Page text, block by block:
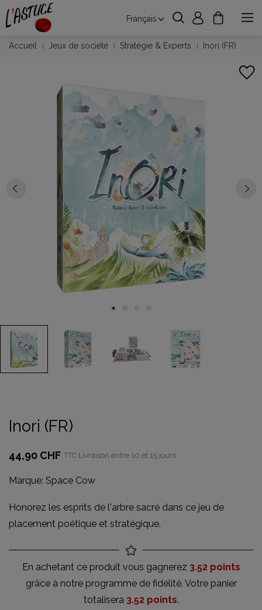
Français
Accueil Jeux de société Stratégie & Experts Inori (FR)
Inori (FR)
44,90 CHF TTC Livraison entre 10 et 15 jours
Marque: Space Cow
Honorez les esprits de l'arbre sacré dans ce jeu de
placement poétique et stratégique.
En achetant ce produit vous gagnerez 3.52 points
grâce à notre programme de fidélité. Votre panier
totalisera 3.52 points.